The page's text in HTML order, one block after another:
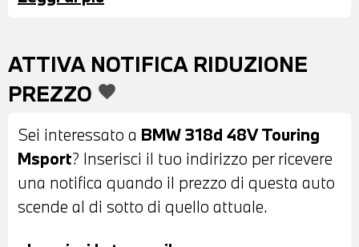
IMPIANTO FRENANTE MSPORT CON
PINZE ROSSE - FARI LED ADATTIVI - FARI
RETROVISORI ESTERNI RIPIEGABILI
ELETTRICAMENTE E ANTIABBAGLIANTI -
BARRE PORTATUTTO SUL TETTO -
SENSORI DI PARCHEGGIO ANTERIORI E
POSTERIORI - TELECAMERA
ATTIVA NOTIFICA RIDUZIONE
PREZZO favorite
Sei interessato a BMW 318d 48V Touring
Msport? Inserisci il tuo indirizzo per ricevere
una notifica quando il prezzo di questa auto
scende al di sotto di quello attuale.